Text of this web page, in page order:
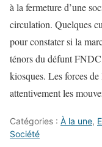
à la fermeture d’une
circulation. Quelques
pour constater si la
ténors du défunt
kiosques. Les forces de
attentivement les
Catégories : À la une,
Société